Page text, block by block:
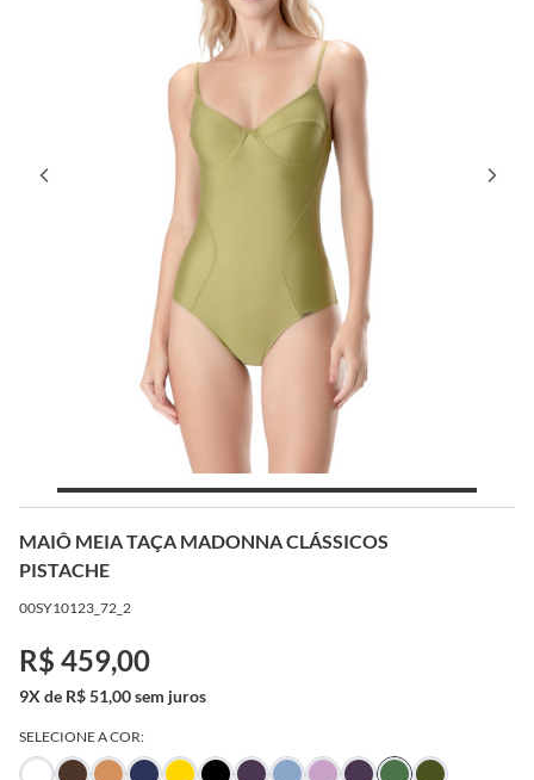
MAIÔ MEIA TAÇA MADONNA CLÁSSICOS
PISTACHE
00SY10123_72_2
R$ 459,00
9X de R$ 51,00 sem juros
SELECIONE A COR: